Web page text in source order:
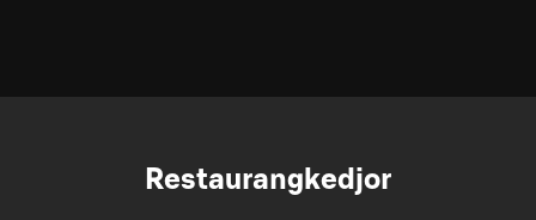
Restaurangkedjor